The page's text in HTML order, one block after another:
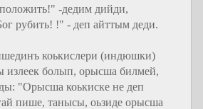
-дедим дийди,
рубить! !" - деп айттым деди.
коькислери (индюшки)
излеек болып, орысша билмей,
"Орысша коькиске не деп
пише, танысы, оьзиде орысша